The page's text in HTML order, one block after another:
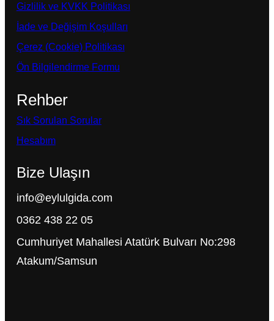
Gizlilik ve KVKK Politikası
İade ve Değişim Koşulları
Çerez (Cookie) Politikası
Ön Bilgilendirme Formu
Rehber
Sık Sorulan Sorular
Hesabım
Bize Ulaşın
info@eylulgida.com
0362 438 22 05
Cumhuriyet Mahallesi Atatürk Bulvarı No:298
Atakum/Samsun